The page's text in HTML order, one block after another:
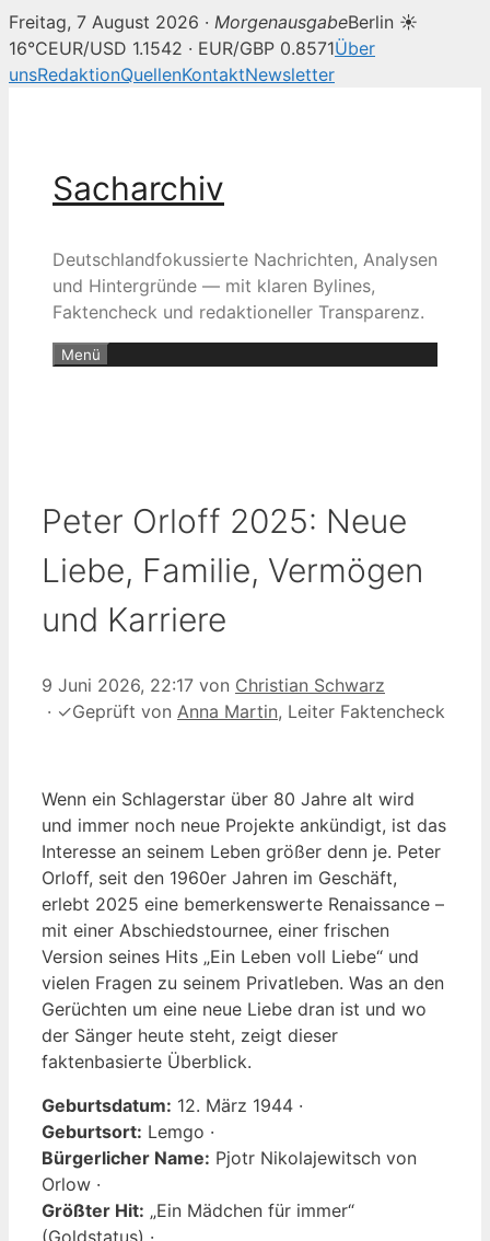
Freitag, 7 August 2026 · MorgenausgabeBerlin ☀
16°CEUR/USD 1.1542 · EUR/GBP 0.8571Über
unsRedaktionQuellenKontaktNewsletter
Sacharchiv
Deutschlandfokussierte Nachrichten, Analysen
und Hintergründe — mit klaren Bylines,
Faktencheck und redaktioneller Transparenz.
Menü
Peter Orloff 2025: Neue
Liebe, Familie, Vermögen
und Karriere
9 Juni 2026, 22:17 von Christian Schwarz
· ✓Geprüft von Anna Martin, Leiter Faktencheck
Wenn ein Schlagerstar über 80 Jahre alt wird
und immer noch neue Projekte ankündigt, ist das
Interesse an seinem Leben größer denn je. Peter
Orloff, seit den 1960er Jahren im Geschäft,
erlebt 2025 eine bemerkenswerte Renaissance –
mit einer Abschiedstournee, einer frischen
Version seines Hits „Ein Leben voll Liebe“ und
vielen Fragen zu seinem Privatleben. Was an den
Gerüchten um eine neue Liebe dran ist und wo
der Sänger heute steht, zeigt dieser
faktenbasierte Überblick.
Geburtsdatum: 12. März 1944 ·
Geburtsort: Lemgo ·
Bürgerlicher Name: Pjotr Nikolajewitsch von
Orlow ·
Größter Hit: „Ein Mädchen für immer“
(Goldstatus) ·